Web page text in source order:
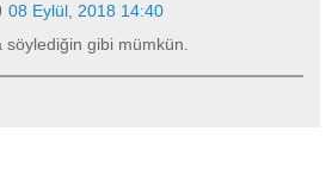
08 Eylül, 2018 14:40
söylediğin gibi mümkün.